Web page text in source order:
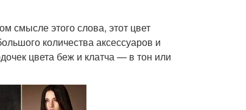
смысле этого слова, этот цвет
количества аксессуаров и
цвета беж и клатча — в тон или